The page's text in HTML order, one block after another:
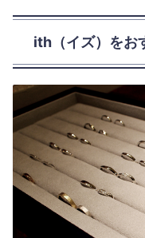
ith（イズ）をお